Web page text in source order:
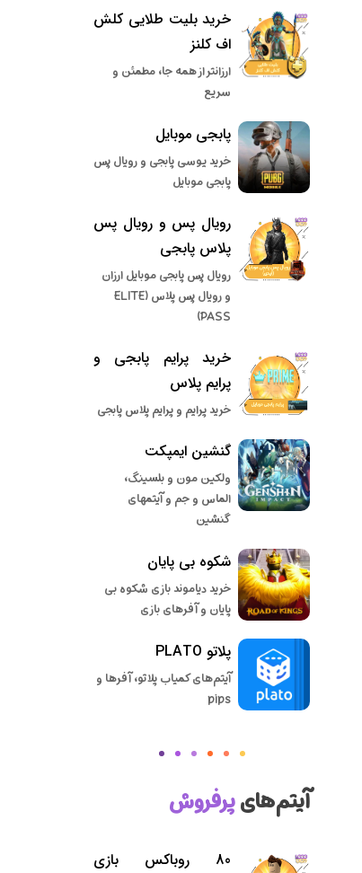
خرید بلیت طلایی کلش
اف کلنز
ارزانتر از همه جا، مطمئن و
سریع
پابجی موبایل
خرید یوسی پابجی و رویال پس
پابجی موبایل
رویال پس و رویال پس
پلاس پابجی
رویال پس پابجی موبایل ارزان
و رویال پس پلاس (ELITE
PASS)
خرید پرایم پابجی و
پرایم پلاس
خرید پرایم و پرایم پلاس پابجی
گنشین ایمپکت
ولکین مون و بلسینگ،
الماس و جم و آیتمهای
گنشین
شکوه بی پایان
خرید دیاموند بازی شکوه بی
پایان و آفرهای بازی
پلاتو PLATO
آیتم‌های کمیاب پلاتو، آفرها و
pips
آیتم‌هایپرفروش
80 روباکس بازی